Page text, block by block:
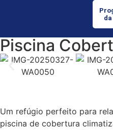
Piscina
Um refúgio perfeito para
piscina de cobertura